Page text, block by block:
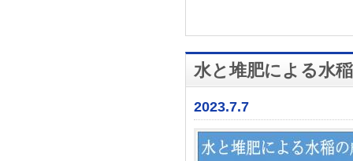
水と堆肥による水
2023.7.7